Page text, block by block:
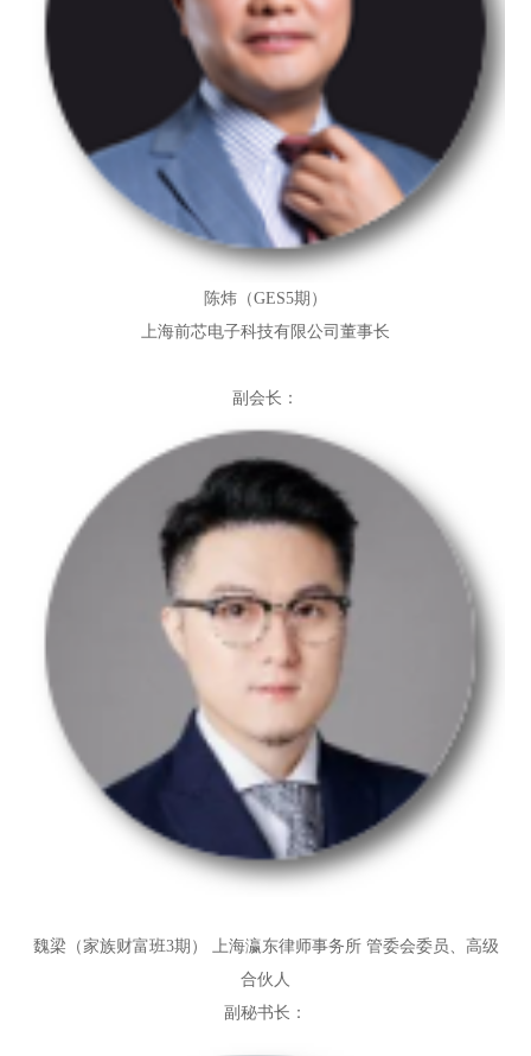
陈炜（GES5期）
上海前芯电子科技有限公司董事长
副会长：
魏梁（家族财富班3期）
上海瀛东律师事务所 管委会委员、高级
合伙人
副秘书长：